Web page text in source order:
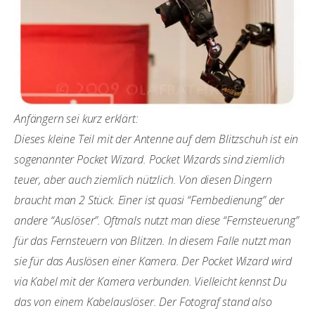
Anfängern sei kurz erklärt:
Dieses kleine Teil mit der Antenne auf dem Blitzschuh ist ein
sogenannter Pocket Wizard. Pocket Wizards sind ziemlich
teuer, aber auch ziemlich nützlich. Von diesen Dingern
braucht man 2 Stück. Einer ist quasi “Fernbedienung” der
andere “Auslöser”. Oftmals nutzt man diese “Fernsteuerung”
für das Fernsteuern von Blitzen. In diesem Falle nutzt man
sie für das Auslösen einer Kamera. Der Pocket Wizard wird
via Kabel mit der Kamera verbunden. Vielleicht kennst Du
das von einem Kabelauslöser. Der Fotograf stand also